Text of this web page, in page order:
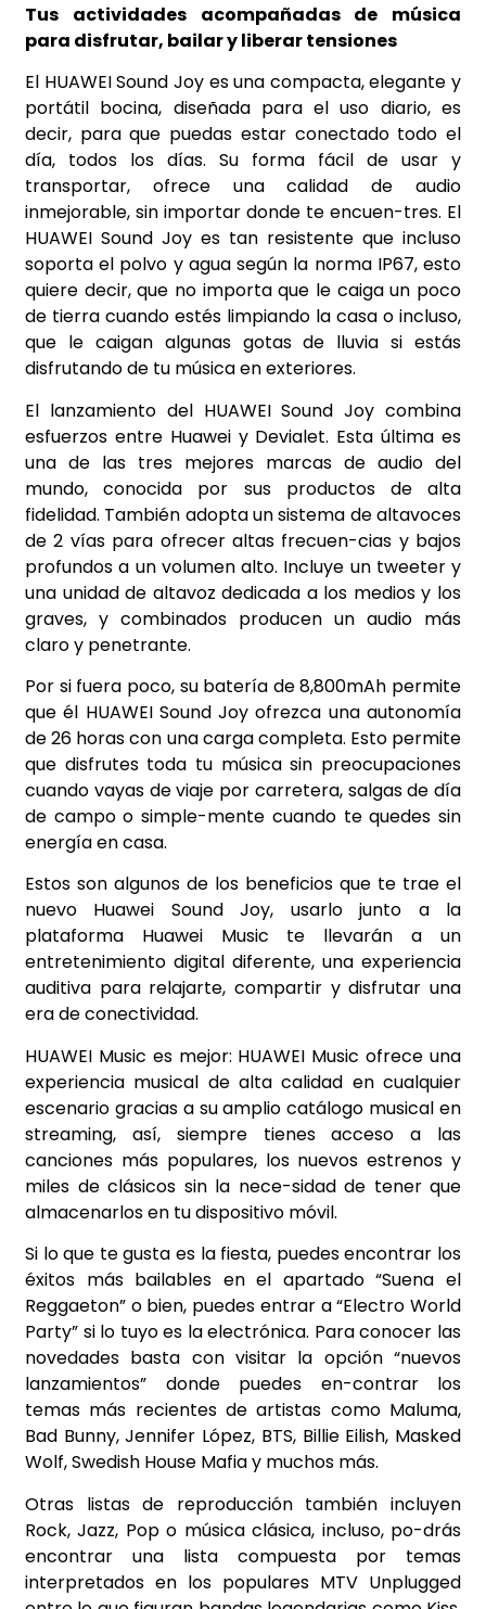
Tus actividades acompañadas de música
para disfrutar, bailar y liberar tensiones
El HUAWEI Sound Joy es una compacta, elegante y
portátil bocina, diseñada para el uso diario, es
decir, para que puedas estar conectado todo el
día, todos los días. Su forma fácil de usar y
transportar, ofrece una calidad de audio
inmejorable, sin importar donde te encuen-tres. El
HUAWEI Sound Joy es tan resistente que incluso
soporta el polvo y agua según la norma IP67, esto
quiere decir, que no importa que le caiga un poco
de tierra cuando estés limpiando la casa o incluso,
que le caigan algunas gotas de lluvia si estás
disfrutando de tu música en exteriores.
El lanzamiento del HUAWEI Sound Joy combina
esfuerzos entre Huawei y Devialet. Esta última es
una de las tres mejores marcas de audio del
mundo, conocida por sus productos de alta
fidelidad. También adopta un sistema de altavoces
de 2 vías para ofrecer altas frecuen-cias y bajos
profundos a un volumen alto. Incluye un tweeter y
una unidad de altavoz dedicada a los medios y los
graves, y combinados producen un audio más
claro y penetrante.
Por si fuera poco, su batería de 8,800mAh permite
que él HUAWEI Sound Joy ofrezca una autonomía
de 26 horas con una carga completa. Esto permite
que disfrutes toda tu música sin preocupaciones
cuando vayas de viaje por carretera, salgas de día
de campo o simple-mente cuando te quedes sin
energía en casa.
Estos son algunos de los beneficios que te trae el
nuevo Huawei Sound Joy, usarlo junto a la
plataforma Huawei Music te llevarán a un
entretenimiento digital diferente, una experiencia
auditiva para relajarte, compartir y disfrutar una
era de conectividad.
HUAWEI Music es mejor: HUAWEI Music ofrece una
experiencia musical de alta calidad en cualquier
escenario gracias a su amplio catálogo musical en
streaming, así, siempre tienes acceso a las
canciones más populares, los nuevos estrenos y
miles de clásicos sin la nece-sidad de tener que
almacenarlos en tu dispositivo móvil.
Si lo que te gusta es la fiesta, puedes encontrar los
éxitos más bailables en el apartado “Suena el
Reggaeton” o bien, puedes entrar a “Electro World
Party” si lo tuyo es la electrónica. Para conocer las
novedades basta con visitar la opción “nuevos
lanzamientos” donde puedes en-contrar los
temas más recientes de artistas como Maluma,
Bad Bunny, Jennifer López, BTS, Billie Eilish, Masked
Wolf, Swedish House Mafia y muchos más.
Otras listas de reproducción también incluyen
Rock, Jazz, Pop o música clásica, incluso, po-drás
encontrar una lista compuesta por temas
interpretados en los populares MTV Unplugged